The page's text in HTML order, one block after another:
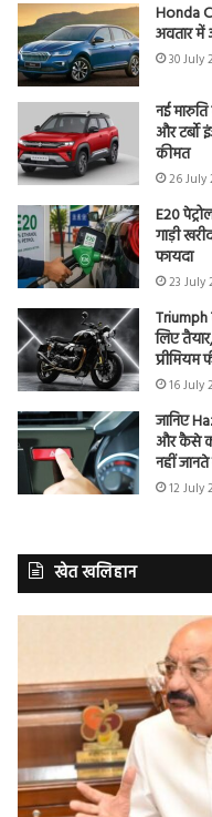
Honda
अवतार
30 July
नई
और टर्बो
कीमत
26 July
E20
गाड़ी
फायदा
23 July
Triumph
लिए
प्रीमियम
16 July
जानिए
और कैसे
नहीं
12 July
खेत खलिहान